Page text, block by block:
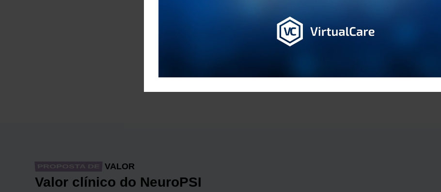
+200
PROPOSTA DE VALOR
Valor clínico do NeuroPSI